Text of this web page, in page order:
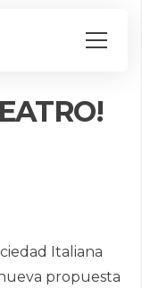
Italiana
propuesta